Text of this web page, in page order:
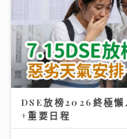
DSE放榜2026終極懶
+重要日程